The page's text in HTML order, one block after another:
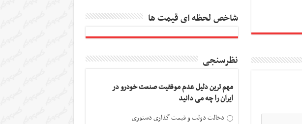
شاخص لحظه ای قیمت ها
نظرسنجی
مهم ترین دلیل عدم موفقیت صنعت خودرو در
ایران را چه می دانید
دخالت دولت و قیمت گذاری دستوری